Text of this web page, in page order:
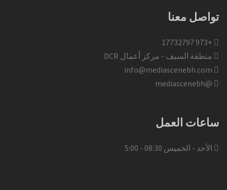
تواصل معنا
+973 17732797​
منطقة السيف - مركز أعمال DCR
@mediascenebh
ساعات العمل
الأحد - الخميس 08:30 - 5:00